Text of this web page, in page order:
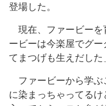
登場した。
現在、ファービーを
ービーは今楽屋でグ
てまつげも生えだした
ファービーから学ぶ
に染まっちゃってる